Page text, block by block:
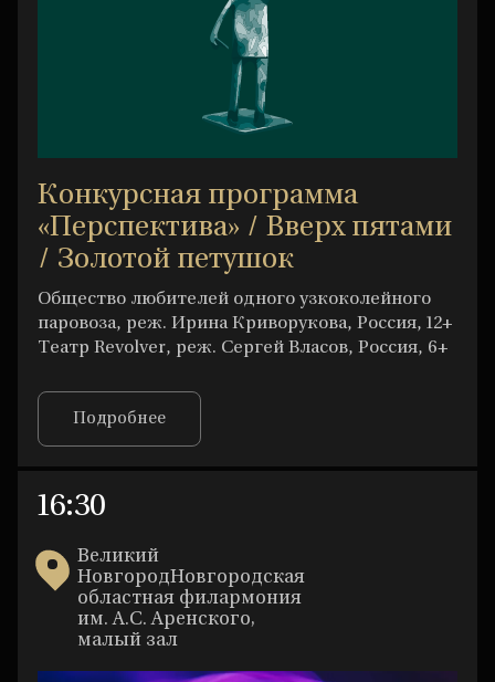
Конкурсная программа
«Перспектива» / Вверх пятами
/ Золотой петушок
Общество любителей одного узкоколейного
паровоза, реж. Ирина Криворукова, Россия, 12+
Театр Revolver, реж. Сергей Власов, Россия, 6+
Подробнее
16:30
Великий
НовгородНовгородская
областная филармония
им. А.С. Аренского,
малый зал